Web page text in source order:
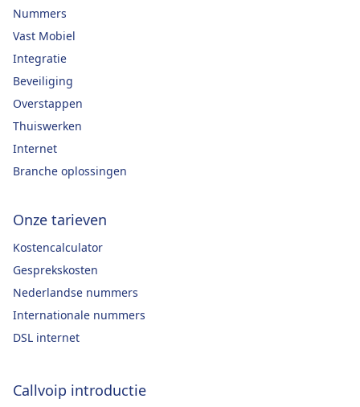
Nummers
Vast Mobiel
Integratie
Beveiliging
Overstappen
Thuiswerken
Internet
Branche oplossingen
Onze tarieven
Kostencalculator
Gesprekskosten
Nederlandse nummers
Internationale nummers
DSL internet
Callvoip introductie